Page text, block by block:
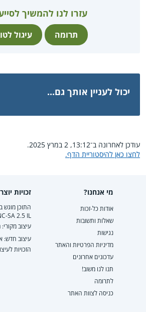
עזרו לנו להמשיך
תרומה עיגול
יכול לעניין אותך גם...
עודכן לאחרונה ב־13:12, 2 במרץ 2025.
לחצו כאן להיסטוריית הדף.
מי אנחנו?
אודות כל-זכות
שאלות ותשובות
נגישות
מדיניות הפרטיות והאתר
עדכונים אחרונים
תנו לנו משוב!
לתרומה
כניסה לצוות האתר
זכויות
SA 2.5 IL.
עיצוב
עיצוב חדש:
הזכויות